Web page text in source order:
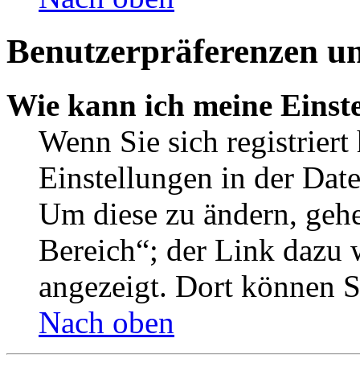
Benutzerpräferenzen
Wie kann ich meine
Wenn Sie sich
Einstellungen in der
Um diese zu ändern,
Bereich“; der Link dazu
angezeigt. Dort können
Nach oben